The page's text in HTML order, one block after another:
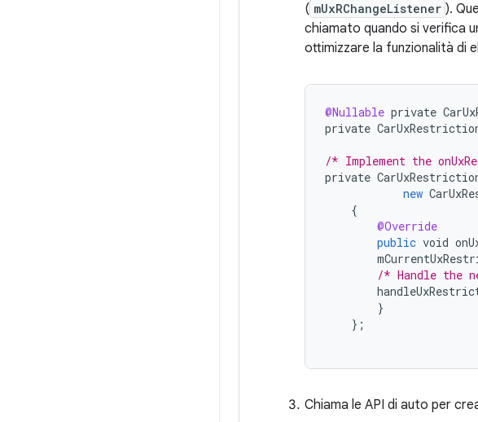
( mUxRChangeListener ).
chiamato quando si verifica
ottimizzare la funzionalità di
@Nullable private
private
/* Implement the
private
new
{
@Override
public void
/* Handle the
}
} ;
Chiama le API di auto per